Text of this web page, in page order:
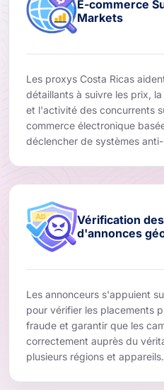
E-commerce
Markets
Les proxys Costa Ricas
détaillants à suivre les prix,
et l'activité des concurrents
commerce électronique
déclencher de systèmes
Vérification
d'annonces
Les annonceurs s'appuient
pour vérifier les placements
fraude et garantir que les
correctement auprès du
plusieurs régions et appareils.